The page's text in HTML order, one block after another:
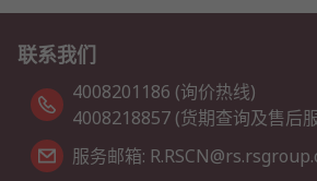
联系我们
4008201186 (询价热线)
4008218857 (货期查询及售后
服务邮箱: